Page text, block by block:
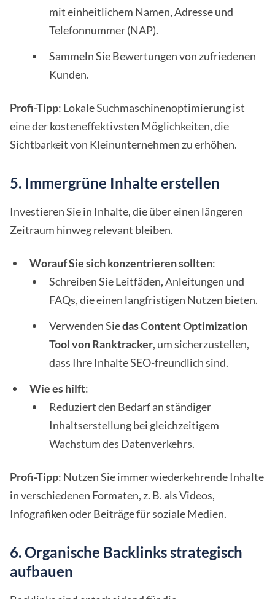
mit einheitlichem Namen, Adresse und
Telefonnummer (NAP).
Sammeln Sie Bewertungen von zufriedenen
Kunden.
Profi-Tipp: Lokale Suchmaschinenoptimierung ist
eine der kosteneffektivsten Möglichkeiten, die
Sichtbarkeit von Kleinunternehmen zu erhöhen.
5. Immergrüne Inhalte erstellen
Investieren Sie in Inhalte, die über einen längeren
Zeitraum hinweg relevant bleiben.
Worauf Sie sich konzentrieren sollten:
Schreiben Sie Leitfäden, Anleitungen und
FAQs, die einen langfristigen Nutzen bieten.
Verwenden Siedas Content Optimization
Tool von Ranktracker, um sicherzustellen,
dass Ihre Inhalte SEO-freundlich sind.
Wie es hilft:
Reduziert den Bedarf an ständiger
Inhaltserstellung bei gleichzeitigem
Wachstum des Datenverkehrs.
Profi-Tipp: Nutzen Sie immer wiederkehrende Inhalte
in verschiedenen Formaten, z. B. als Videos,
Infografiken oder Beiträge für soziale Medien.
6. Organische Backlinks strategisch
aufbauen